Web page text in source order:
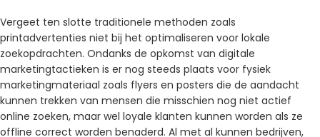
Vergeet ten slotte traditionele methoden zoals
printadvertenties niet bij het optimaliseren voor lokale
zoekopdrachten. Ondanks de opkomst van digitale
marketingtactieken is er nog steeds plaats voor fysiek
marketingmateriaal zoals flyers en posters die de aandacht
kunnen trekken van mensen die misschien nog niet actief
online zoeken, maar wel loyale klanten kunnen worden als ze
offline correct worden benaderd. Al met al kunnen bedrijven,